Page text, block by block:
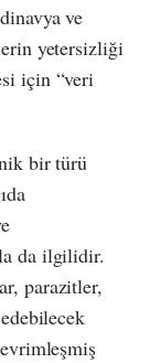
ve
yetersizliği
için “veri
bir türü
da ilgilidir.
parazitler,